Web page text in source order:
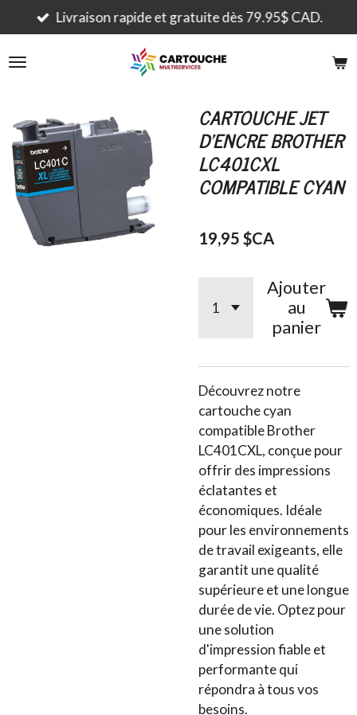
Passer
au
contenu
Livraison rapide et gratuite dès 79.95$ CAD.
CARTOUCHE JET
D'ENCRE BROTHER
LC401CXL
COMPATIBLE CYAN
19,95 $CA
Ajouter
au
panier
Découvrez notre
cartouche cyan
compatible Brother
LC401CXL, conçue pour
offrir des impressions
éclatantes et
économiques. Idéale
pour les environnements
de travail exigeants, elle
garantit une qualité
supérieure et une longue
durée de vie. Optez pour
une solution
d'impression fiable et
performante qui
répondra à tous vos
besoins.